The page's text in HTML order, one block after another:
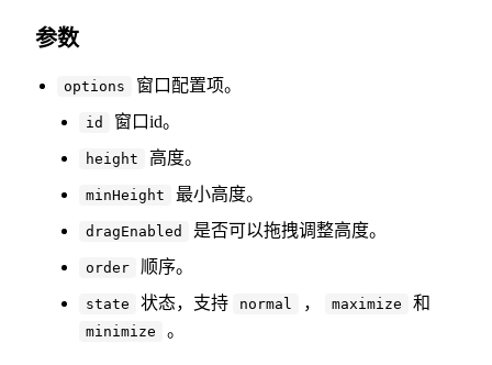
参数
options 窗口配置项。
id 窗口id。
height 高度。
minHeight 最小高度。
dragEnabled 是否可以拖拽调整高度。
order 顺序。
state 状态，支持 normal ， maximize 和
minimize 。